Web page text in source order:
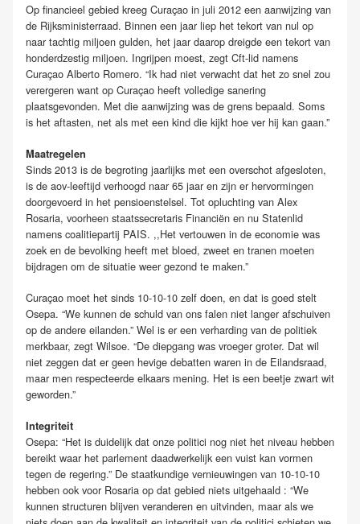
Op financieel gebied kreeg Curaçao in juli 2012 een aanwijzing van
de Rijksministerraad. Binnen een jaar liep het tekort van nul op
naar tachtig miljoen gulden, het jaar daarop dreigde een tekort van
honderdzestig miljoen. Ingrijpen moest, zegt Cft-lid namens
Curaçao Alberto Romero. “Ik had niet verwacht dat het zo snel zou
verergeren want op Curaçao heeft volledige sanering
plaatsgevonden. Met die aanwijzing was de grens bepaald. Soms
is het aftasten, net als met een kind die kijkt hoe ver hij kan gaan.”
Maatregelen
Sinds 2013 is de begroting jaarlijks met een overschot afgesloten,
is de aov-leeftijd verhoogd naar 65 jaar en zijn er hervormingen
doorgevoerd in het pensioenstelsel. Tot opluchting van Alex
Rosaria, voorheen staatssecretaris Financiën en nu Statenlid
namens coalitiepartij PAIS. ,,Het vertouwen in de economie was
zoek en de bevolking heeft met bloed, zweet en tranen moeten
bijdragen om de situatie weer gezond te maken.”
Curaçao moet het sinds 10-10-10 zelf doen, en dat is goed stelt
Osepa. “We kunnen de schuld van ons falen niet langer afschuiven
op de andere eilanden.” Wel is er een verharding van de politiek
merkbaar, zegt Wilsoe. “De diepgang was vroeger groter. Dat wil
niet zeggen dat er geen hevige debatten waren in de Eilandsraad,
maar men respecteerde elkaars mening. Het is een beetje zwart wit
geworden.”
Integriteit
Osepa: “Het is duidelijk dat onze politici nog niet het niveau hebben
bereikt waar het parlement daadwerkelijk een vuist kan vormen
tegen de regering.” De staatkundige vernieuwingen van 10-10-10
hebben ook voor Rosaria op dat gebied niets uitgehaald : “We
kunnen structuren blijven veranderen en uitvinden, maar als we